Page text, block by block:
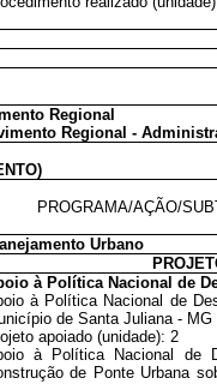
Regional
Regional -
PROGRAMA/AÇÃO/
Urbano
à Política Nacional de
à Política Nacional de
de Santa Juliana - MG
apoiado (unidade): 2
à Política Nacional de
de Ponte Urbana